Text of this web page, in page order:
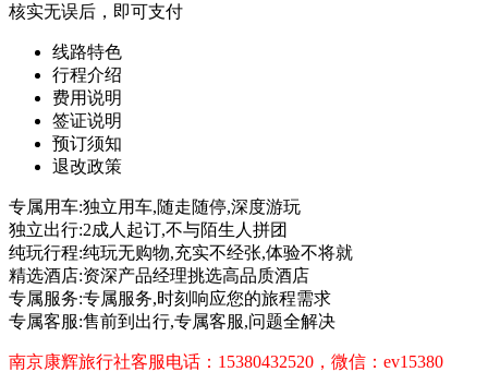
核实无误后，即可支付
线路特色
行程介绍
费用说明
签证说明
预订须知
退改政策
专属用车:独立用车,随走随停,深度游玩
独立出行:2成人起订,不与陌生人拼团
纯玩行程:纯玩无购物,充实不经张,体验不将就
精选酒店:资深产品经理挑选高品质酒店
专属服务:专属服务,时刻响应您的旅程需求
专属客服:售前到出行,专属客服,问题全解决
南京康辉旅行社客服电话：15380432520，微信：ev15380